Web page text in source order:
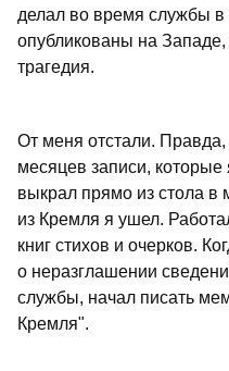
делал во время службы в
опубликованы на Западе,
трагедия.
От меня отстали. Правда,
месяцев записи, которые
выкрал прямо из стола в
из Кремля я ушел.
книг стихов и очерков.
о неразглашении
службы, начал писать
Кремля".